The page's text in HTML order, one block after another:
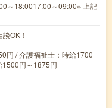
～18:0017:00～09:00※ 上記
OK！
円 / 介護福祉士：時給1700
1500円～1875円